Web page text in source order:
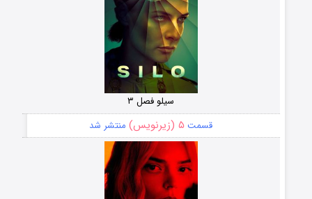
سیلو فصل ۳
قسمت ۵ (زیرنویس) منتشر شد